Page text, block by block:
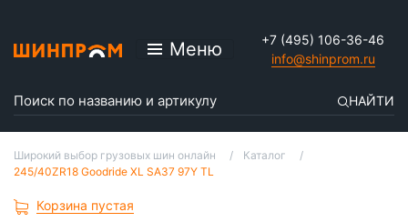
Меню
+7 (495) 106-36-46
info@shinprom.ru
НАЙТИ
Широкий выбор грузовых шин онлайн
Каталог
245/40ZR18 Goodride XL SA37 97Y TL
Корзина пустая